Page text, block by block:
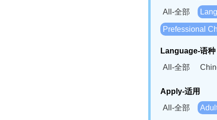
All-全部
Prefessional
Language-语种
All-全部
Bahasa
Swahili(SW)-
Apply-适用
All-全部